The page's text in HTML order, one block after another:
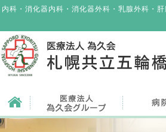
内科・消化器内科・消化器外科・乳腺外科・